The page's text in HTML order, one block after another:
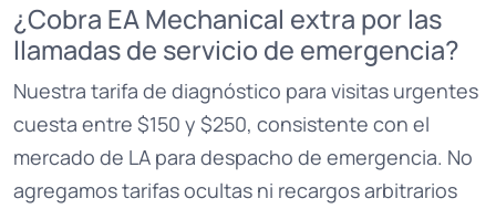
¿Cobra EA Mechanical extra por las
llamadas de servicio de emergencia?
Nuestra tarifa de diagnóstico para visitas urgentes
cuesta entre $150 y $250, consistente con el
mercado de LA para despacho de emergencia. No
agregamos tarifas ocultas ni recargos arbitrarios